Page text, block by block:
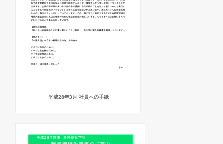
平成28年3月 社員への手紙